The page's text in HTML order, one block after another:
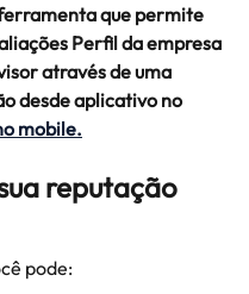
que permite
Perfil da empresa
através de uma
desde aplicativo no
mobile.
reputação
pode: